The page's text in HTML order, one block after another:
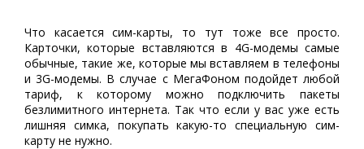
Что касается сим-карты, то тут тоже все просто.
Карточки, которые вставляются в 4G-модемы самые
обычные, такие же, которые мы вставляем в телефоны
и 3G-модемы. В случае с МегаФоном подойдет любой
тариф, к которому можно подключить пакеты
безлимитного интернета. Так что если у вас уже есть
лишняя симка, покупать какую-то специальную сим-
карту не нужно.